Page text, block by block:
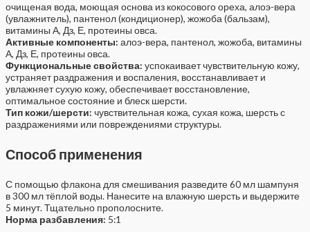
очищеная вода, моющая основа из кокосового ореха, алоэ-вера
(увлажнитель), пантенол (кондиционер), жожоба (бальзам),
витамины А, Дз, Е, протеины овса.
Активные компоненты: алоэ-вера, пантенол, жожоба, витамины
А, Дз, Е, протеины овса.
Функциональные свойства: успокаивает чувствительную кожу,
устраняет раздражения и воспаления, восстанавливает и
увлажняет сухую кожу, обеспечивает восстановление,
оптимальное состояние и блеск шерсти.
Тип кожи/шерсти: чувствительная кожа, сухая кожа, шерсть с
раздражениями или повреждениями структуры.
Способ применения
С помощью флакона для смешивания разведите 60 мл шампуня
в 300 мл тёплой воды. Нанесите на влажную шерсть и выдержите
5 минут. Тщательно прополосните.
Норма разбавления: 5:1